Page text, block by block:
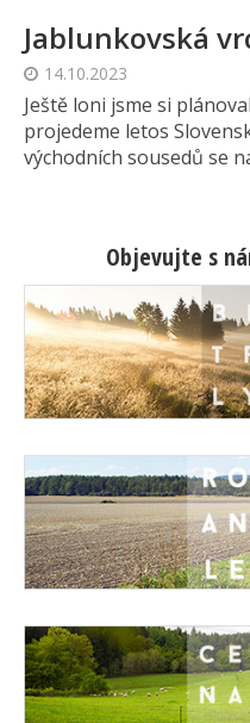
Jablunkovská
14.10.2023
Ještě loni jsme si
projedeme letos
východních sousedů se
Objevujte s